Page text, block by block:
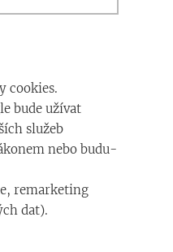
cookies.
bude užívat
služeb
nebo budu-
remarketing
dat).